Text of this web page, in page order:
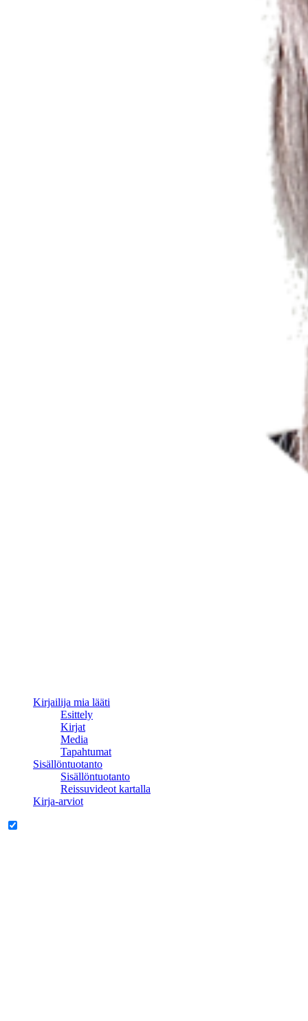
Kirjailija mia lääti
Esittely
Kirjat
Media
Tapahtumat
Sisällöntuotanto
Sisällöntuotanto
Reissuvideot kartalla
Kirja-arviot